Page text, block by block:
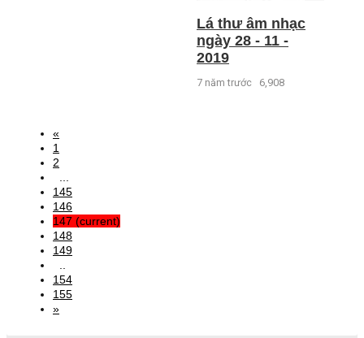
Lá thư âm nhạc
ngày 28 - 11 -
2019
7 năm trước 6,908
«
1
2
145
146
147 (current)
148
149
154
155
»